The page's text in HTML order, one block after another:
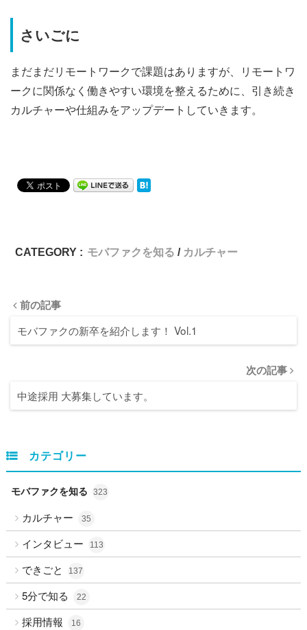
さいごに
まだまだリモートワークで課題はありますが、
リモートワ
ークに関係なく働きやすい環境を整えるために、 引き続き
カルチャーや仕組みをアップデートしていきます。
CATEGORY : モバファクを知る カルチャー
前の記事
モバファクの新卒を紹介します！ Vol.1
次の記事
中途採用 大募集しています。
カテゴリー
モバファクを知る 323
カルチャー 35
インタビュー 113
できごと 137
5分で知る 22
採用情報 16